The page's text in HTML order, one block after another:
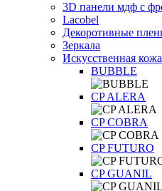
3D панели мдф с
Lacobel
Декоротивные
Зеркала
Искусственная
BUBBLE
CP ALERA
CP COBRA
CP FUTURO
CP GUANIL